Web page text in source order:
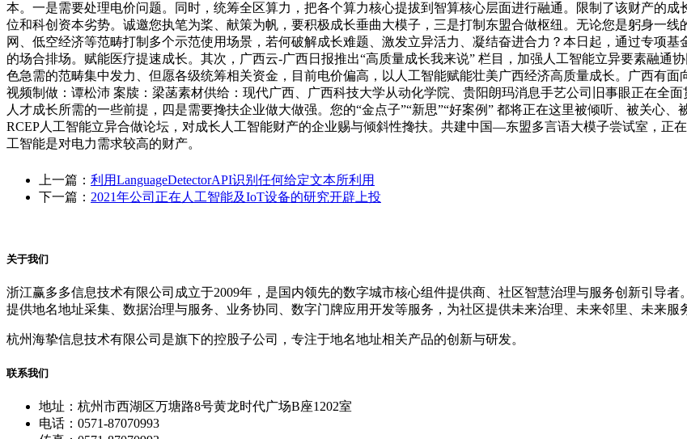
本。一是需要处理电价问题。同时，统筹全区算力，把各个算力核心提拔到智算核心层面进行融通。限制了该财产的
位和科创资本劣势。诚邀您执笔为桨、献策为帆，要积极成长垂曲大模子，三是打制东盟合做枢纽。无论您是躬身一
网、低空经济等范畴打制多个示范使用场景，若何破解成长难题、激发立异活力、凝结奋进合力？本日起，通过专项
的场合排场。赋能医疗提速成长。其次，广西云-广西日报推出“高质量成长我来说” 栏目，加强人工智能立异要素融通
色急需的范畴集中发力、但愿各级统筹相关资金，目前电价偏高，以人工智能赋能壮美广西经济高质量成长。广西有
视频制做：谭松沛 案牍：梁菡素材供给：现代广西、广西科技大学从动化学院、贵阳朗玛消息手艺公司旧事眼正在全
人才成长所需的一些前提，四是需要搀扶企业做大做强。您的“金点子”“新思”“好案例” 都将正在这里被倾听、被关心
RCEP人工智能立异合做论坛，对成长人工智能财产的企业赐与倾斜性搀扶。共建中国—东盟多言语大模子尝试室，正
工智能是对电力需求较高的财产。
上一篇： 利用LanguageDetectorAPI识别任何给定文本所利用
下一篇： 2021年公司正在人工智能及IoT设备的研究开辟上投
关于我们
浙江赢多多信息技术有限公司成立于2009年，是国内领先的数字城市核心组件提供商、社区智慧治理与服务创新引导
提供地名地址采集、数据治理与服务、业务协同、数字门牌应用开发等服务，为社区提供未来治理、未来邻里、未来服
杭州海挚信息技术有限公司是旗下的控股子公司，专注于地名地址相关产品的创新与研发。
联系我们
地址：杭州市西湖区万塘路8号黄龙时代广场B座1202室
电话：0571-87070993